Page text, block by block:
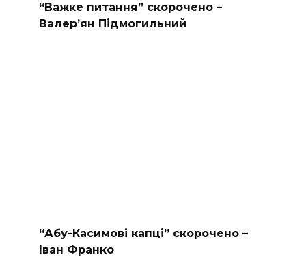
“Важке питання” скорочено –
Валер’ян Підмогильний
“Абу-Касимові капці” скорочено –
Іван Франко